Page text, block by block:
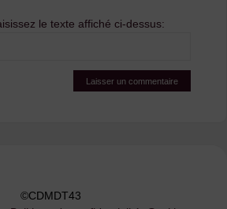
le texte affiché ci-dessus:
©CDMDT43